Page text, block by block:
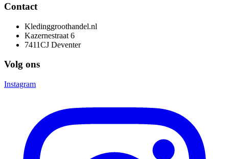
Contact
Kledinggroothandel.nl
Kazernestraat 6
7411CJ Deventer
Volg ons
Instagram